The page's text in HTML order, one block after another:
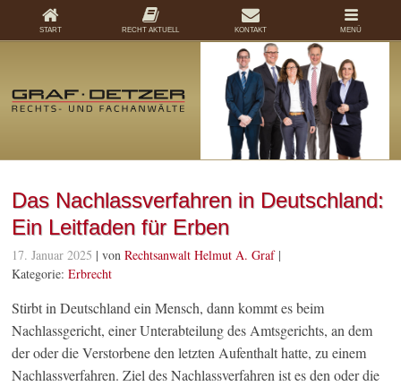
Das Nachlassverfahren in Deutschland:
Ein Leitfaden für Erben
17. Januar 2025 | vonRechtsanwalt Helmut A. Graf|
Kategorie:Erbrecht
Stirbt in Deutschland ein Mensch, dann kommt es beim
Nachlassgericht, einer Unterabteilung des Amtsgerichts, an dem
der oder die Verstorbene den letzten Aufenthalt hatte, zu einem
Nachlassverfahren. Ziel des Nachlassverfahren ist es den oder die
START RECHT AKTUELL KONTAKT MENÜ